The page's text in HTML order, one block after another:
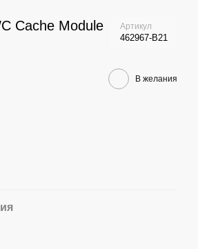
Cache Module Артикул
462967-B21
В желания